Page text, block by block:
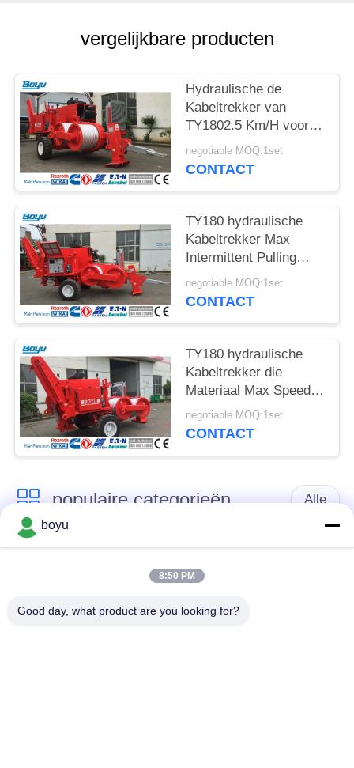
vergelijkbare producten
Hydraulische de
Kabeltrekker van
TY1802.5 Km/H voor
de Bouw van de
Transmissielijn
negotiable MOQ:1set
CONTACT
TY180 hydraulische
Kabeltrekker Max
Intermittent Pulling
Force 180kN
negotiable MOQ:1set
CONTACT
TY180 hydraulische
Kabeltrekker die
Materiaal Max Speed
vastbinden 5 km/h
negotiable MOQ:1set
CONTACT
populaire categorieën Alle
transmissielijn die
Luchtlijn die Materiaal
vastbinden
spanning die
De antikabel van de
boyu
8:50 PM
Good day, what product are you looking for?